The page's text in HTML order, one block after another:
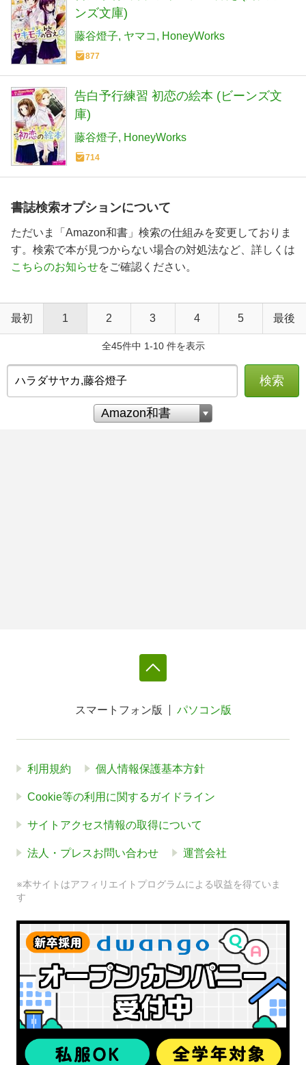
ンズ文庫)
藤谷燈子 ヤマコ HoneyWorks
877
告白予行練習 初恋の絵本 (ビーンズ文
庫)
藤谷燈子 HoneyWorks
714
書誌検索オプションについて
ただいま「Amazon和書」検索の仕組みを変更しておりま
す。検索で本が見つからない場合の対処法など、詳しくは
こちらのお知らせをご確認ください。
最初 1 2 3 4 5 最後
全45件中 1-10 件を表示
検索
スマートフォン版 パソコン版
利用規約 個人情報保護基本方針
Cookie等の利用に関するガイドライン
サイトアクセス情報の取得について
法人・プレスお問い合わせ 運営会社
※本サイトはアフィリエイトプログラムによる収益を得ていま
す